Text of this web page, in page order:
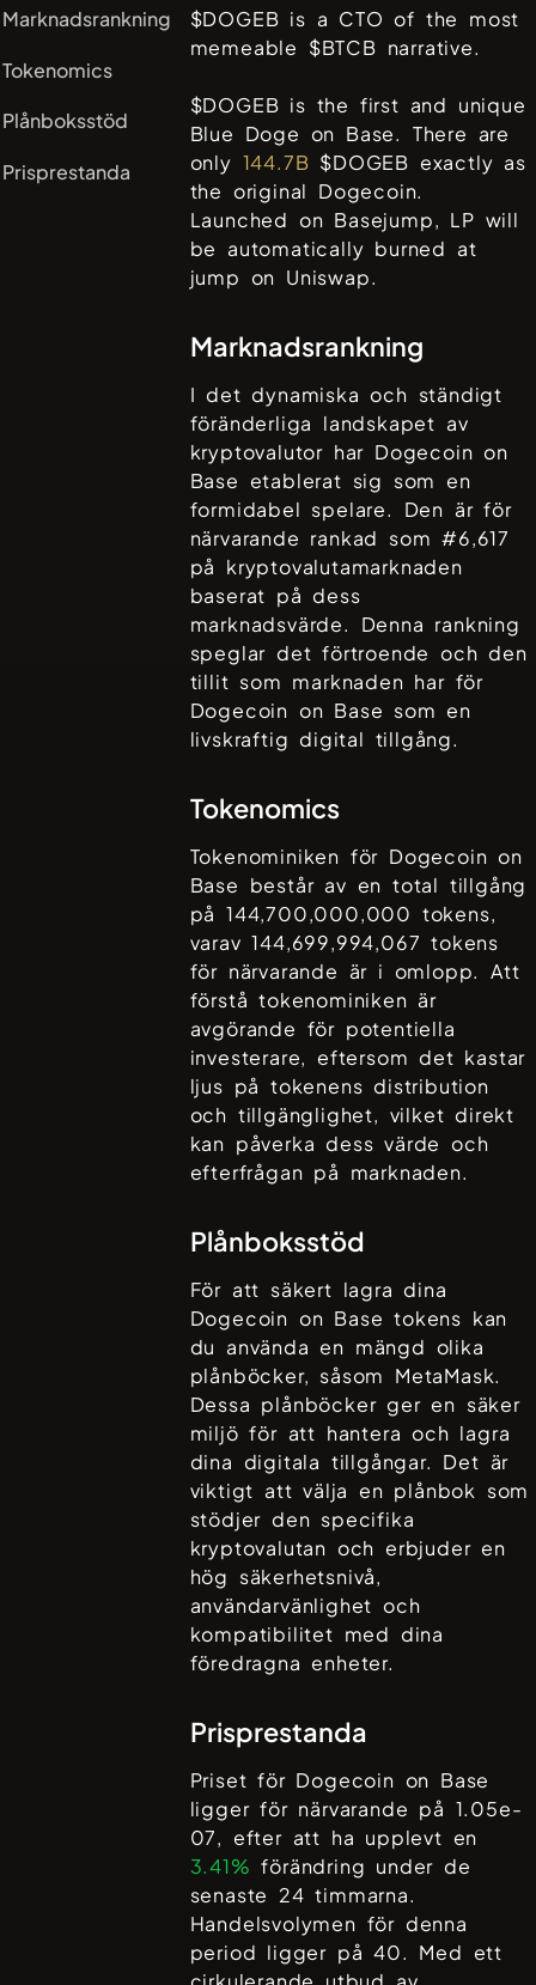
Marknadsrankning
Tokenomics
Plånboksstöd
Prisprestanda
$DOGEB is a CTO of the most
memeable $BTCB narrative.
$DOGEB is the first and unique
Blue Doge on Base. There are
only 144.7B $DOGEB exactly as
the original Dogecoin.
Launched on Basejump, LP will
be automatically burned at
jump on Uniswap.
Marknadsrankning
I det dynamiska och ständigt
föränderliga landskapet av
kryptovalutor har Dogecoin on
Base etablerat sig som en
formidabel spelare. Den är för
närvarande rankad som #6,617
på kryptovalutamarknaden
baserat på dess
marknadsvärde. Denna rankning
speglar det förtroende och den
tillit som marknaden har för
Dogecoin on Base som en
livskraftig digital tillgång.
Tokenomics
Tokenominiken för Dogecoin on
Base består av en total tillgång
på144,700,000,000 tokens,
varav144,699,994,067 tokens
för närvarande är i omlopp. Att
förstå tokenominiken är
avgörande för potentiella
investerare, eftersom det kastar
ljus på tokenens distribution
och tillgänglighet, vilket direkt
kan påverka dess värde och
efterfrågan på marknaden.
Plånboksstöd
För att säkert lagra dina
Dogecoin on Base tokens kan
du använda en mängd olika
plånböcker, såsom MetaMask.
Dessa plånböcker ger en säker
miljö för att hantera och lagra
dina digitala tillgångar. Det är
viktigt att välja en plånbok som
stödjer den specifika
kryptovalutan och erbjuder en
hög säkerhetsnivå,
användarvänlighet och
kompatibilitet med dina
föredragna enheter.
Prisprestanda
Priset för Dogecoin on Base
ligger för närvarande på 1.05e-
07, efter att ha upplevt en
3.41% förändring under de
senaste 24 timmarna.
Handelsvolymen för denna
period ligger på40. Med ett